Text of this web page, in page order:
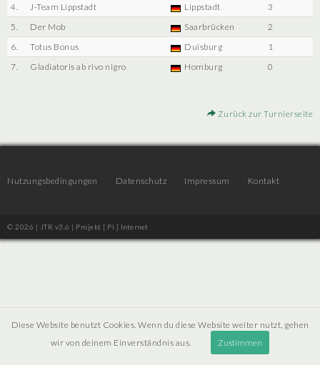
4.
J-Team Lippstadt Lippstadt
3
5.
Der Mob Saarbrücken
2
6.
Totus Bonus Duisburg
1
7.
Gladiatoris ab rivo nigro Homburg 0
Zurück zur Turnierseite
Nutzungsbedingungen Datenschutz Impressum Kontakt
© 2026 | JTR v3.6 | Projekt [ PI ] Internet
Diese Website benutzt Cookies. Wenn du diese Website weiter nutzt, gehen
wir von deinem Einverständnis aus.
Zustimmen